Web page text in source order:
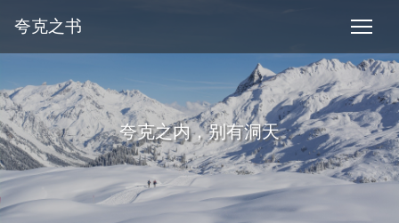
夸克之书
夸克之内，别有洞天